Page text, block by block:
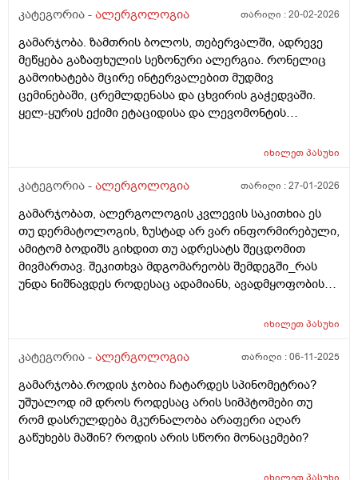
კატეგორია - ალერგოლოგია თარიღი :20-02-2026
გამარჯობა. ზამთრის ბოლოს, თებერვალში, ადრევე
მეწყება გაზაფხულის სეზონური ალერგია. რონელიც
გამოიხატება მცირე ინტერვალებით მუდმივ
ცემინებაში, ცრემლდენასა და ცხვირის გაჭედვაში.
ყელ-ყურის ექიმი ეტაციდისა და ლევომონტის
ხოლმე. თუმცა შარშან მასე არ მოხდა. ჩავიტარე
შემიბრუნდა და გამიგრძელდა. და საბოლოოდ წლის
იხილეთპასუხი
კატეგორია - ალერგოლოგია თარიღი :27-01-2026
გამარჯობათ, ალერგოლოგის კვლევის საკითხია ეს
თუ დერმატოლოგის, ზუსტად არ ვარ ინფორმირებული,
ამიტომ ბოდიშს გიხდით თუ ადრესატს შეცდომით
მივმართავ. შეკითხვა მდგომარეობს შემდეგში_რას
უნდა ნიშნავდეს როდესაც ადამიანს, ავადმყოფობის
ანუ, წვრილი მოწითალო ან მუქი ვარდისფერი კანის
ჰქონდეს ანტიბიოტიკი/სიცხის დამკლები ან არა.
ანტიბიოტიკის დალევას ან არდალევას ხაზს ვუსმევ
რადგან ზოგადად, მასზე ალერგიულია პაციენტი
მაგრამ ისიც რომ არ დაელიოს ან არც სიცხის
იხილეთპასუხი
კატეგორია - ალერგოლოგია თარიღი :06-11-2025
გამარჯობა.როდის ჯობია ჩატარდეს სპინომეტრია?
უშუალოდ იმ დროს როდესაც არის სიმპტომები თუ
რომ დასრულდება მკურნალობა არაფერი აღარ
გაწუხებს მაშინ? როდის არის სწორი მონაცემები?